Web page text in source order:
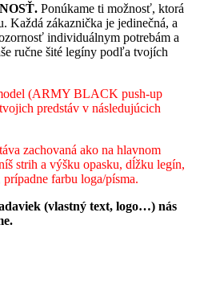
Ponúkame ti možnosť, ktorá
Každá zákaznička je jedinečná, a
individuálnym potrebám a
ručne šité legíny podľa tvojích
(ARMY BLACK push-up
predstáv v následujúcich
zachovaná ako na hlavnom
strih a výšku opasku, dĺžku legín,
farbu loga/písma.
(vlastný text, logo…) nás